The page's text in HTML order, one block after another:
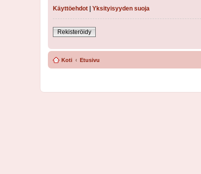
Käyttöehdot | Yksityisyyden suoja
Rekisteröidy
Koti Etusivu